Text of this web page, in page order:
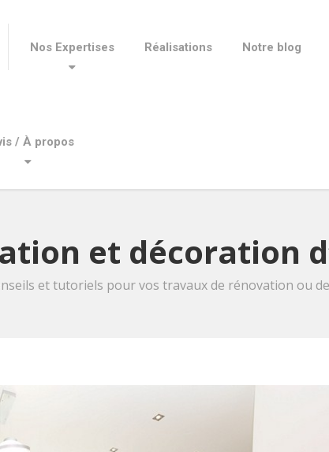
Nos Expertises Réalisations Notre blog
/ À propos
et décoration
et tutoriels pour vos travaux de rénovation ou